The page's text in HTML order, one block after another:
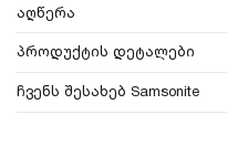
აღწერა
პროდუქტის დეტალები
ჩვენს შესახებ Samsonite